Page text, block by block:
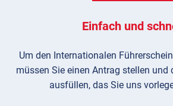
Einfach und
Um den Internationalen
müssen Sie einen Antrag stellen und
ausfüllen, das Sie uns